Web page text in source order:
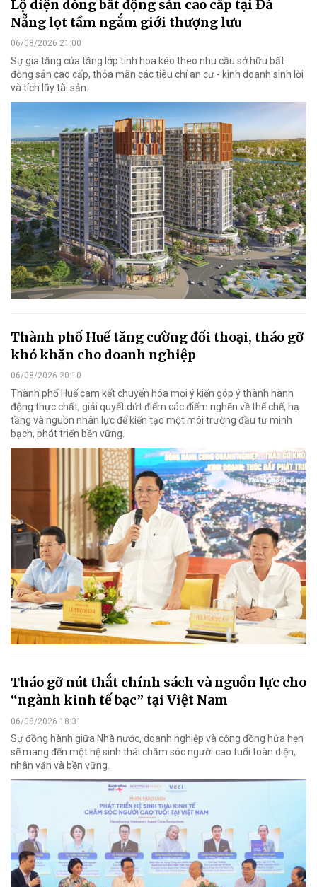
Lộ diện dòng bất động sản cao cấp tại Đà
Nẵng lọt tầm ngắm giới thượng lưu
06/08/2026 21:00
Sự gia tăng của tầng lớp tinh hoa kéo theo nhu cầu sở hữu bất
động sản cao cấp, thỏa mãn các tiêu chí an cư - kinh doanh sinh lời
và tích lũy tài sản.
Thành phố Huế tăng cường đối thoại, tháo gỡ
khó khăn cho doanh nghiệp
06/08/2026 20:10
Thành phố Huế cam kết chuyển hóa mọi ý kiến góp ý thành hành
động thực chất, giải quyết dứt điểm các điểm nghẽn về thể chế, hạ
tầng và nguồn nhân lực để kiến tạo một môi trường đầu tư minh
bạch, phát triển bền vững.
Tháo gỡ nút thắt chính sách và nguồn lực cho
“ngành kinh tế bạc” tại Việt Nam
06/08/2026 18:31
Sự đồng hành giữa Nhà nước, doanh nghiệp và cộng đồng hứa hẹn
sẽ mang đến một hệ sinh thái chăm sóc người cao tuổi toàn diện,
nhân văn và bền vững.